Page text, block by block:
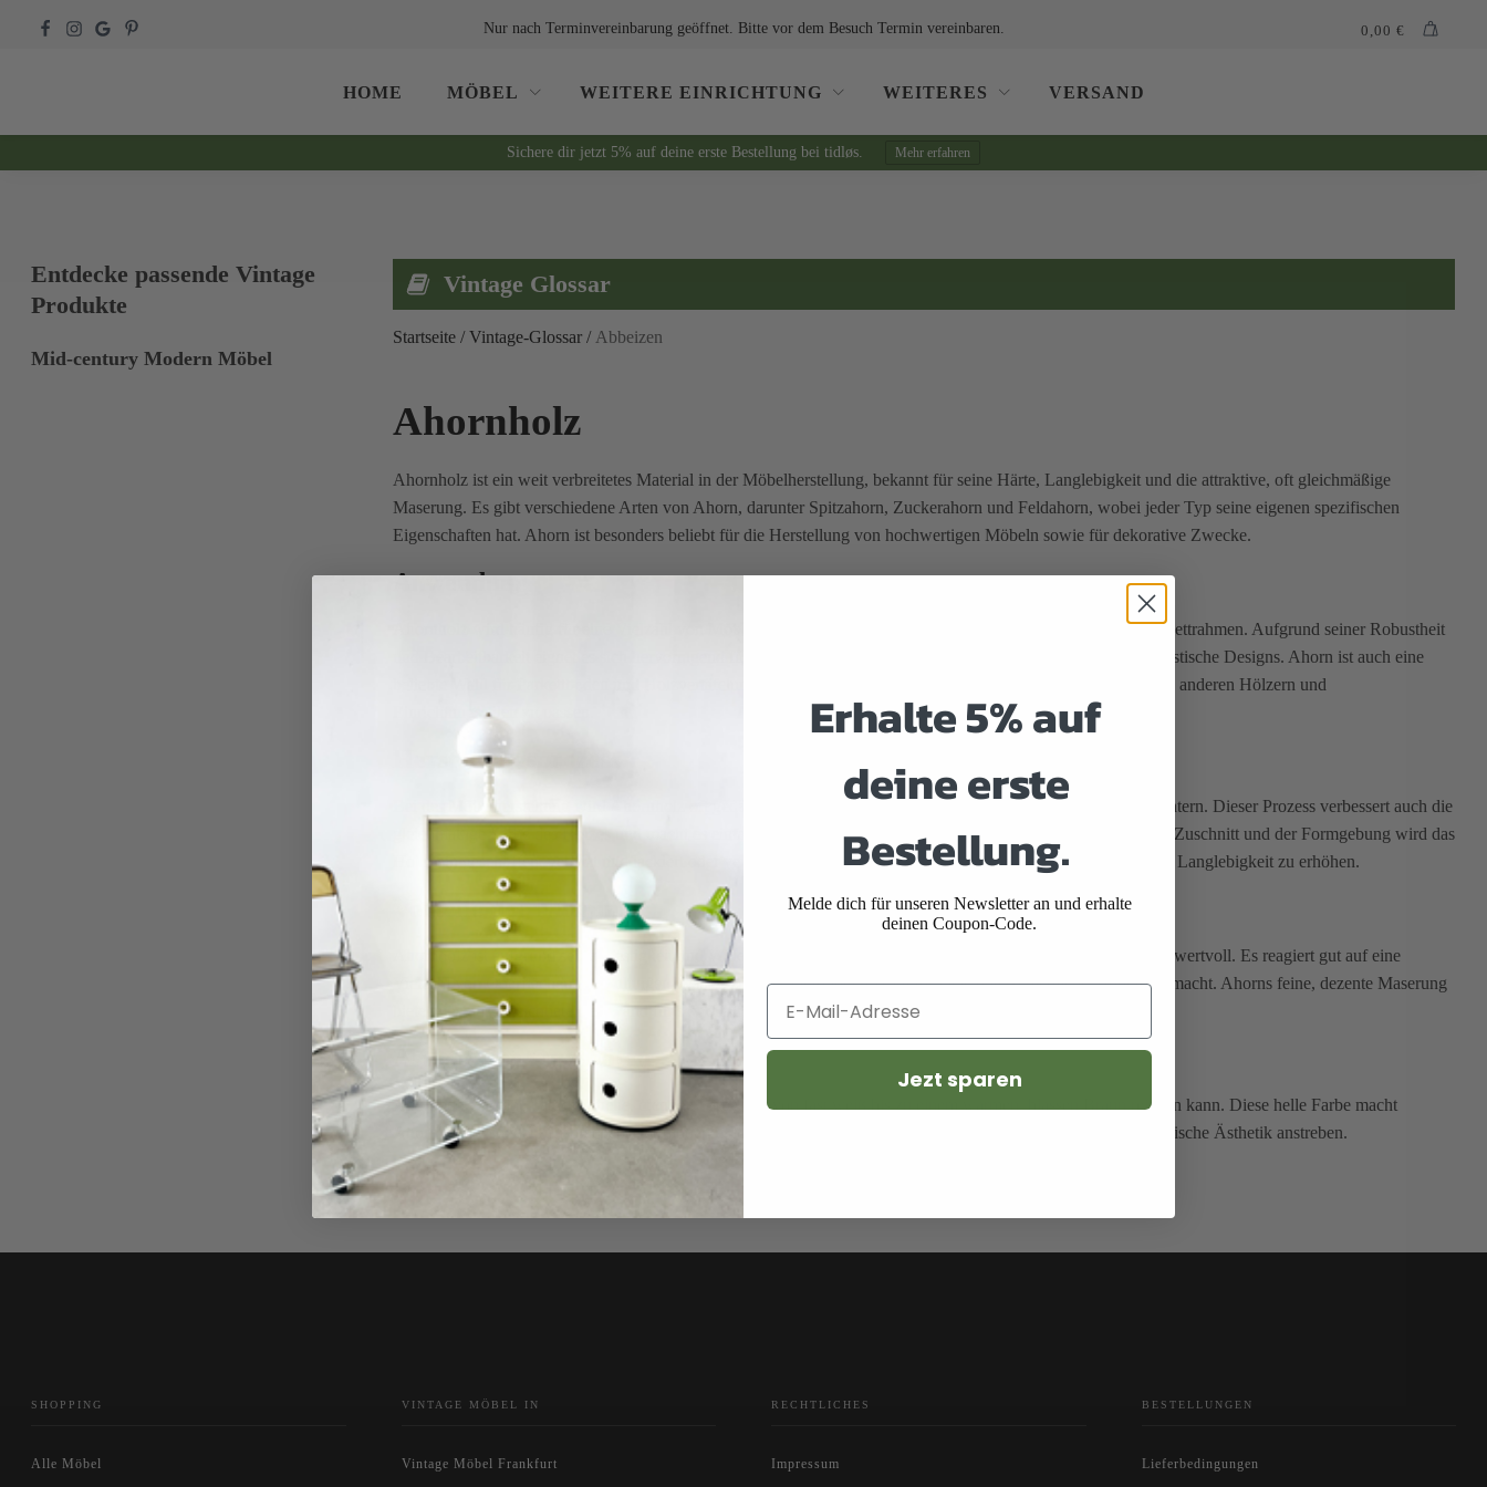
Nur nach Terminvereinbarung geöffnet. Bitte vor dem Besuch Termin vereinbaren. 0,00 €
HOME MÖBEL WEITERE EINRICHTUNG WEITERES VERSAND
Sichere dir jetzt 5% auf deine erste Bestellung bei tidløs. Mehr erfahren
Entdecke passende Vintage
Produkte
Mid-century Modern Möbel
Vintage Glossar
Startseite /Vintage-Glossar / Abbeizen
Ahornholz
Ahornholz ist ein weit verbreitetes Material in der Möbelherstellung, bekannt für seine Härte, Langlebigkeit und die attraktive, oft gleichmäßige
Maserung. Es gibt verschiedene Arten von Ahorn, darunter Spitzahorn, Zuckerahorn und Feldahorn, wobei jeder Typ seine eigenen spezifischen
Eigenschaften hat. Ahorn ist besonders beliebt für die Herstellung von hochwertigen Möbeln sowie für dekorative Zwecke.
Anwendung
Ahornholz wird häufig für eine Vielzahl von Möbelstücken verwendet, darunter Tische, Stühle, Schränke und Bettrahmen. Aufgrund seiner Robustheit
und Bearbeitbarkeit eignet es sich hervorragend für fein detaillierte Schnitzarbeiten sowie für moderne, minimalistische Designs. Ahorn ist auch eine
beliebte Wahl für Parkettböden und Holzvertäfelungen aufgrund seiner hellen Farbe und seiner Fähigkeit, gut zu anderen Hölzern und
Einrichtungsstilen zu passen.
Herstellungsprozess
Bei der Möbelherstellung wird Ahornholz oft gedämpft, um die Härte zu erhöhen und die Bearbeitung zu erleichtern. Dieser Prozess verbessert auch die
gleichmäßige Farbe des Holzes und macht es einfacher, eine glatte, attraktive Oberfläche zu erzielen. Nach dem Zuschnitt und der Formgebung wird das
Holz fein geschliffen, gebeizt und lackiert oder versiegelt, um seine natürliche Schönheit hervorzuheben und die Langlebigkeit zu erhöhen.
Vorteile der Nutzung
Ahornholz ist aufgrund seiner Festigkeit und Widerstandsfähigkeit gegenüber Abnutzung und Rissen besonders wertvoll. Es reagiert gut auf eine
Vielzahl von Oberflächenbehandlungen, was es zu einer vielseitigen Wahl für viele unterschiedliche Möbelstile macht. Ahorns feine, dezente Maserung
bietet eine ausgezeichnete Leinwand für sowohl traditionelle als auch zeitgenössische Designs.
Ästhetische Qualitäten
Ahornholz hat eine natürlich helle, cremige Farbe, die von fast weiß bis zu einem warmen, blassen Braun reichen kann. Diese helle Farbe macht
Ahornholz besonders ansprechend für moderne, luftige Raumgestaltungen sowie für Räume, die eine minimalistische Ästhetik anstreben.
SHOPPING
Alle Möbel
VINTAGE MÖBEL IN
Vintage Möbel Frankfurt
RECHTLICHES
Impressum
BESTELLUNGEN
Lieferbedingungen
Erhalte 5% auf
deine erste
Bestellung.
Melde dich für unseren Newsletter an und erhalte
deinen Coupon-Code.
Jezt sparen